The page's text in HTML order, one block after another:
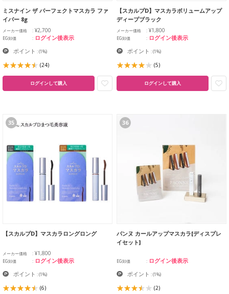
ミスナイン ザ パーフェクトマスカラ ファ
イバー 8g
メーカー価格 ¥2,700
EG卸価 ログイン後表示
ポイント :(1%)
(24)
ログインして購入
【スカルプD】マスカラボリュームアップ
ディープブラック
メーカー価格 ¥1,800
EG卸価 ログイン後表示
ポイント :(1%)
(5)
ログインして購入
35
【スカルプD】マスカラロングロング
メーカー価格 ¥1,800
EG卸価 ログイン後表示
ポイント :(1%)
(6)
36
パンヌ カールアップマスカラ[ディスプレ
イセット]
EG卸価 ログイン後表示
ポイント :(1%)
(2)